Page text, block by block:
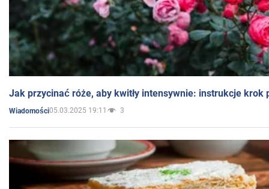
Jak przycinać róże, aby kwitły intensywnie: instrukcje krok
Wiadomości05.03.2025 19:11 3